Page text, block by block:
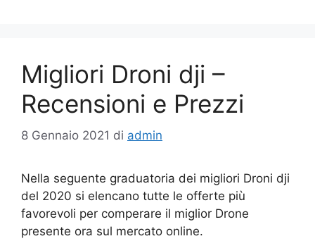
Migliori Droni dji –
Recensioni e Prezzi
8 Gennaio 2021 di admin
Nella seguente graduatoria dei migliori Droni dji
del 2020 si elencano tutte le offerte più
favorevoli per comperare il miglior Drone
presente ora sul mercato online.